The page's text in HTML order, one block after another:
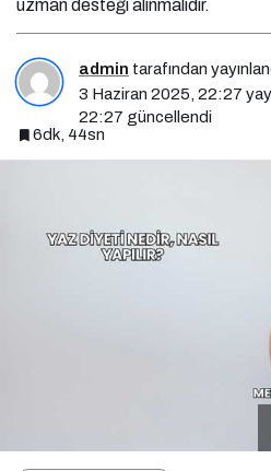
uzman desteği alınmalıdır.
admin tarafından
3 Haziran 2025, 22:27
22:27 güncellendi
6dk, 44sn